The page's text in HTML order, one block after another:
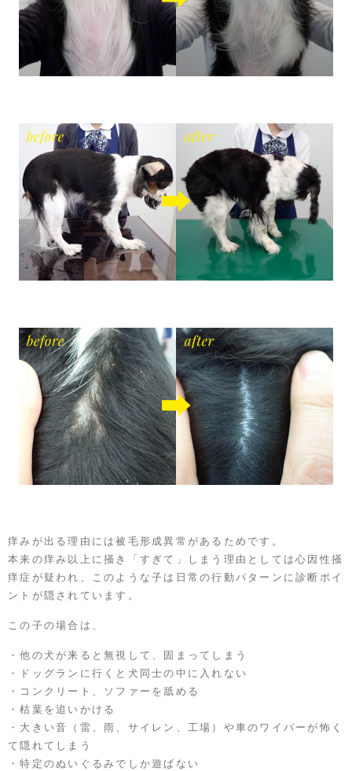
痒みが出る理由には被毛形成異常があるためです。
本来の痒み以上に掻き「すぎて」しまう理由としては心因性掻
痒症が疑われ、このような子は日常の行動パターンに診断ポイ
ントが隠されています。
この子の場合は、
・他の犬が来ると無視して、固まってしまう
・ドッグランに行くと犬同士の中に入れない
・コンクリート、ソファーを舐める
・枯葉を追いかける
・大きい音（雷、雨、サイレン、工場）や車のワイパーが怖く
て隠れてしまう
・特定のぬいぐるみでしか遊ばない